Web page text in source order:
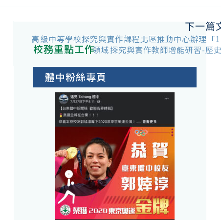
下一篇
高級中等學校探究與實作課程北區推動中心辦理「
領域探究與實作教師增能研習-歷
校務重點工作
體中粉絲專頁